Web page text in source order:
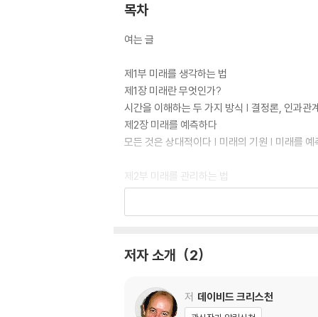
목차
여는 글
제1부 미래를 생각하는 법
제1장 미래란 무엇인가?
시간을 이해하는 두 가지 방식 | 결정론, 인과관
제2장 미래를 예측하다
모든 것은 상대적이다 | 미래의 기원 | 미래를
제2부 미래를 관리하는 법
제3장 세포의 미래 관리
제5장 인류의 도구들
두뇌를 키운 인간 | 언어와 집단 학습이라는
저자 소개 2
저 데이비드 크리스천